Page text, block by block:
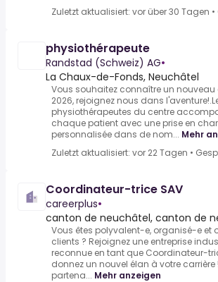
Zuletzt aktualisiert: vor über 30 Tagen •
physiothérapeute
Randstad (Schweiz) AG•
La Chaux-de-Fonds, Neuchâtel
Vous souhaitez connaître un nouveau
2026, rejoignez nous dans
physiothérapeutes du centre
chaque patient avec une prise en
personnalisée dans de nom... Mehr
Zuletzt aktualisiert: vor 22 Tagen •
Coordinateur-trice SAV
careerplus•
canton de neuchâtel, canton de
Vous êtes polyvalent-e, organisé-e et
clients ? Rejoignez une entreprise
reconnue en tant que Coordinateur-
donnez un nouvel élan à votre carrière
partena... Mehr anzeigen